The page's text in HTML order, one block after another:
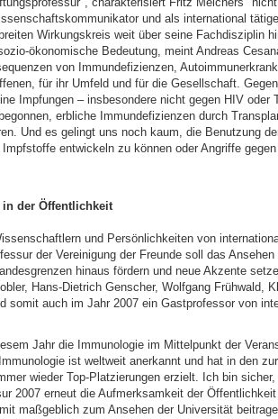
und als international
Wirkungskreis weit über seine Fachdisziplin
ökonomische Bedeutung, meint Andreas
von Immundefizienzen,
für ihr Umfeld und für die Gesellschaft.
Impfungen – insbesondere nicht gegen HIV oder
erbliche Immundefizienzen durch
Und es gelingt uns noch kaum, die Benutzung
entwickeln zu können oder Angriffe
der Öffentlichkeit
und Persönlichkeiten von
der Vereinigung der Freunde soll das Ansehen
hinaus fördern und neue Akzente
Hans-Dietrich Genscher, Wolfgang Frühwald,
somit auch im Jahr 2007 ein Gastprofessor von
Jahr die Immunologie im Mittelpunkt der
ist weltweit anerkannt und hat in den
wieder Top-Platzierungen erzielt. Ich bin
2007 erneut die Aufmerksamkeit der
maßgeblich zum Ansehen der Universität